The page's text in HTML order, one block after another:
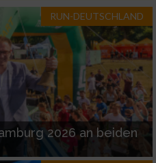
RUN-DEUTSCHLAND
2026 an beiden